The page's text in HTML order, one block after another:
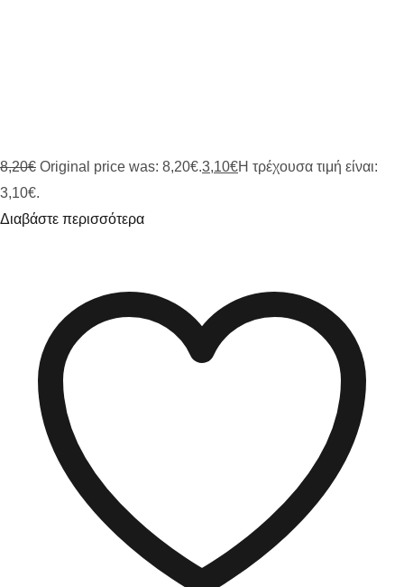
8,20€ Original price was: 8,20€.3,10€Η τρέχουσα τιμή είναι:
3,10€.
Διαβάστε περισσότερα